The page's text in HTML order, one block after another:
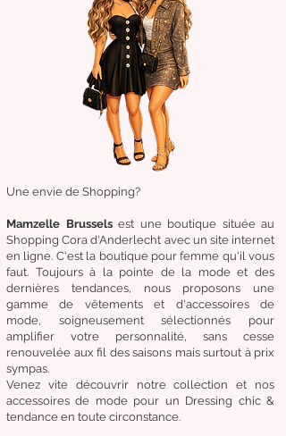
Une envie de Shopping?
Mamzelle Brussels est une boutique située au
Shopping Cora d'Anderlecht avec un site internet
en ligne. C'est la boutique pour femme qu'il vous
faut. Toujours à la pointe de la mode et des
dernières tendances, nous proposons une
gamme de vêtementset d'accessoires de
mode,
soigneusementsélectionnés pour
amplifier votre personnalité, sans cesse
renouvelée aux fil des saisons mais surtout à prix
sympas.
Venez vite découvrirnotre collection et nos
accessoires de mode pour un Dressing chic &
tendance en toute circonstance.